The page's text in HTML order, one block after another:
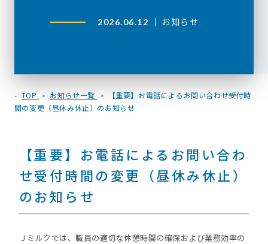
2026.06.12 お知らせ
TOP お知らせ一覧
【重要】お電話によるお問い合わせ受付時
間の変更（昼休み休止）のお知らせ
【重要】お電話によるお問い合わ
せ受付時間の変更（昼休み休止）
のお知らせ
Ｊミルクでは、職員の適切な休憩時間の確保および業務効率の